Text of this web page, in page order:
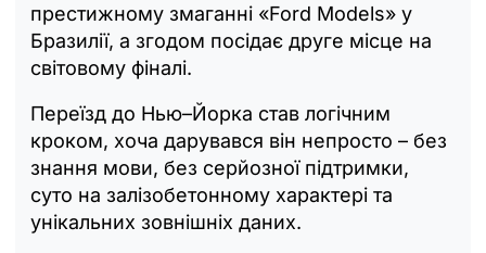
престижному змаганні «Ford Models» у
Бразилії, а згодом посідає друге місце на
світовому фіналі.
Переїзд до Нью–Йорка став логічним
кроком, хоча дарувався він непросто – без
знання мови, без серйозної підтримки,
суто на залізобетонному характері та
унікальних зовнішніх даних.